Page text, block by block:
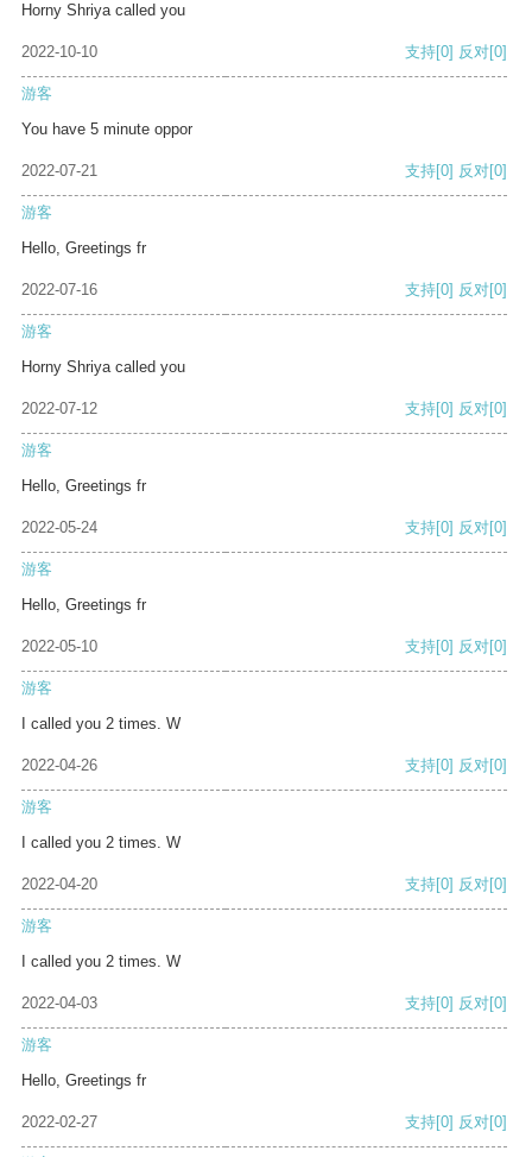
Horny Shriya called you
2022-10-10 支持[0] 反对[0]
游客
You have 5 minute oppor
2022-07-21 支持[0] 反对[0]
游客
Hello, Greetings fr
2022-07-16 支持[0] 反对[0]
游客
Horny Shriya called you
2022-07-12 支持[0] 反对[0]
游客
Hello, Greetings fr
2022-05-24 支持[0] 反对[0]
游客
Hello, Greetings fr
2022-05-10 支持[0] 反对[0]
游客
I called you 2 times. W
2022-04-26 支持[0] 反对[0]
游客
I called you 2 times. W
2022-04-20 支持[0] 反对[0]
游客
I called you 2 times. W
2022-04-03 支持[0] 反对[0]
游客
Hello, Greetings fr
2022-02-27 支持[0] 反对[0]